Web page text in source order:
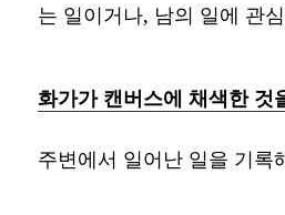
는 일이거나, 남의 일에 관
화가가 캔버스에 채색한 것
주변에서 일어난 일을 기록